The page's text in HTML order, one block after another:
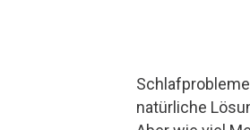
natürliche